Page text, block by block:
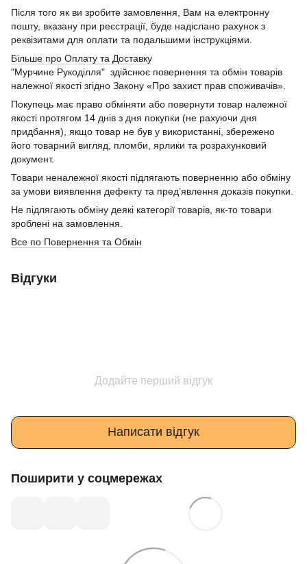
Після того як ви зробите замовлення, Вам на електронну
пошту, вказану при реєстрації, буде надіслано рахунок з
реквізитами для оплати та подальшими інструкціями.
Більше про Оплату та Доставку
"Мурчине Рукоділля" здійснює повернення та обмін товарів
належної якості згідно Закону «Про захист прав споживачів».
Покупець має право обміняти або повернути товар належної
якості протягом 14 днів з дня покупки (не рахуючи дня
придбання), якщо товар не був у використанні, збережено
його товарний вигляд, пломби, ярлики та розрахунковий
документ.
Товари неналежної якості підлягають поверненню або обміну
за умови виявлення дефекту та пред’явлення доказів покупки.
Не підлягають обміну деякі категорії товарів, як-то товари
зроблені на замовлення.
Все по Повернення та Обмін
Відгуки
Додайте перший відгук
Написати відгук
Поширити у соцмережах